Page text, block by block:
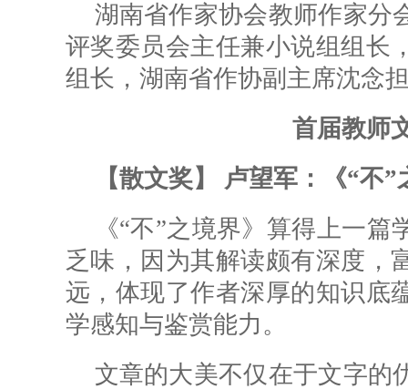
湖南省作家协会教师作家分
评奖委员会主任兼小说组组长
组长，湖南省作协副主席沈念
首届教师
【散文奖】 卢望军：《“不”
《“不”之境界》算得上一
乏味，因为其解读颇有深度，
远，体现了作者深厚的知识底
学感知与鉴赏能力。
文章的大美不仅在于文字的